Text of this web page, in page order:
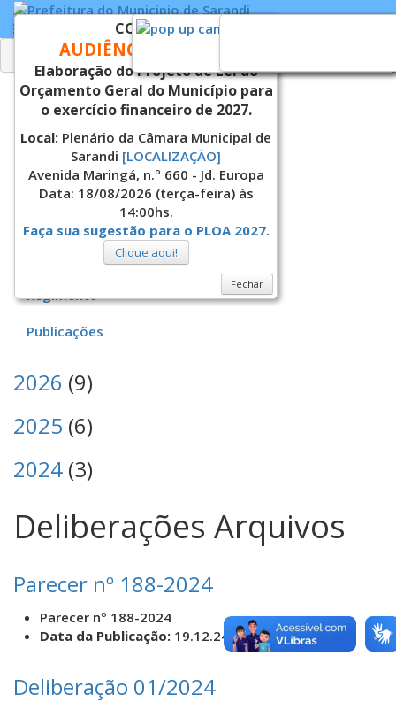
CMES
Calendário de assembléias
Deliberações
Regimento
Publicações
2026 (9)
2025 (6)
2024 (3)
Deliberações Arquivos
Parecer nº 188-2024
Parecer nº 188-2024
Data da Publicação: 19.12.24
Deliberação 01/2024
CONVITE
AUDIÊNCIA PÚBLICA
Elaboração do Projeto de Lei do
Orçamento Geral do Município para
o exercício financeiro de 2027.
Local: Plenário da Câmara Municipal de
Sarandi [LOCALIZAÇÃO]
Avenida Maringá, n.º 660 - Jd. Europa
Data: 18/08/2026 (terça-feira) às
14:00hs.
Faça sua sugestão para o PLOA 2027.
Clique aqui!
Fechar